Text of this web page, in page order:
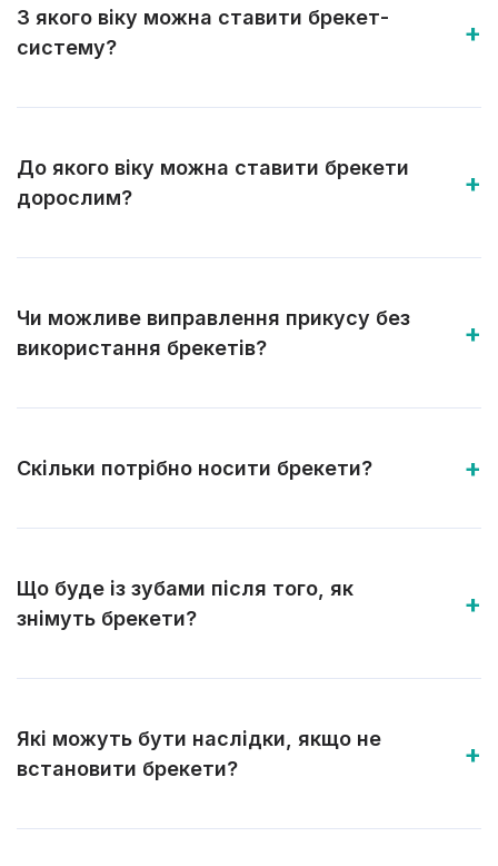
З якого віку можна ставити брекет-
систему?
До якого віку можна ставити брекети
дорослим?
Чи можливе виправлення прикусу без
використання брекетів?
Скільки потрібно носити брекети?
Що буде із зубами після того, як
знімуть брекети?
Які можуть бути наслідки, якщо не
встановити брекети?